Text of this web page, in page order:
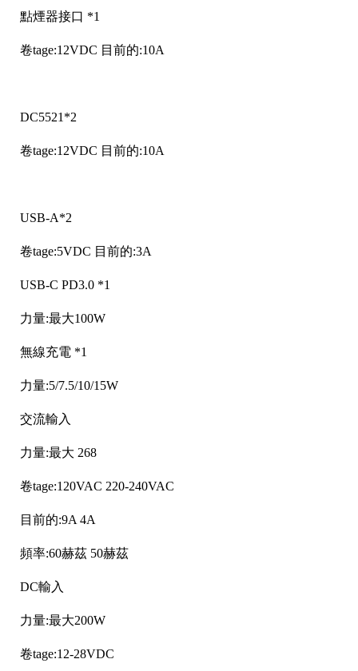
點煙器接口 *1
卷tage:12VDC 目前的:10A
DC5521*2
卷tage:12VDC 目前的:10A
USB-A*2
卷tage:5VDC 目前的:3A
USB-C PD3.0 *1
力量:最大100W
無線充電 *1
力量:5/7.5/10/15W
交流輸入
力量:最大 268
卷tage:120VAC 220-240VAC
目前的:9A 4A
頻率:60赫茲 50赫茲
DC輸入
力量:最大200W
卷tage:12-28VDC